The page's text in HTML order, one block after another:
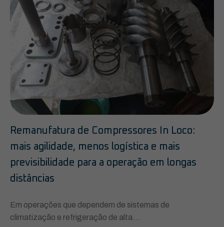
Remanufatura de Compressores In Loco:
mais agilidade, menos logística e mais
previsibilidade para a operação em longas
distâncias
Em operações que dependem de sistemas de
climatização e refrigeração de alta...